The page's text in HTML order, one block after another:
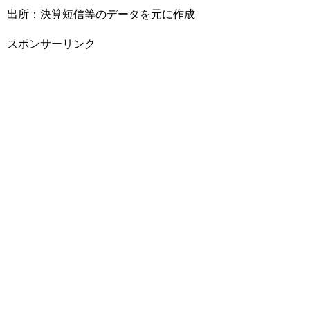
出所：決算短信等のデータを元に作成
スポンサーリンク